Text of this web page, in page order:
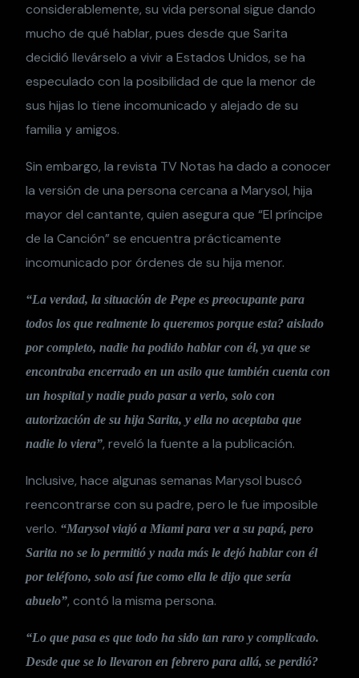
considerablemente, su vida personal sigue dando
mucho de qué hablar, pues desde que Sarita
decidió llevárselo a vivir a Estados Unidos, se ha
especulado con la posibilidad de que la menor de
sus hijas lo tiene incomunicado y alejado de su
familia y amigos.
Sin embargo, la revista TV Notas ha dado a conocer
la versión de una persona cercana a Marysol, hija
mayor del cantante, quien asegura que “El príncipe
de la Canción” se encuentra prácticamente
incomunicado por órdenes de su hija menor.
“La verdad, la situación de Pepe es preocupante para
todos los que realmente lo queremos porque esta? aislado
por completo, nadie ha podido hablar con él, ya que se
encontraba encerrado en un asilo que también cuenta con
un hospital y nadie pudo pasar a verlo, solo con
autorización de su hija Sarita, y ella no aceptaba que
nadie lo viera”, reveló la fuente a la publicación.
Inclusive, hace algunas semanas Marysol buscó
reencontrarse con su padre, pero le fue imposible
verlo. “Marysol viajó a Miami para ver a su papá, pero
Sarita no se lo permitió y nada más le dejó hablar con él
por teléfono, solo así fue como ella le dijo que sería
abuelo”, contó la misma persona.
“Lo que pasa es que todo ha sido tan raro y complicado.
Desde que se lo llevaron en febrero para allá, se perdió?